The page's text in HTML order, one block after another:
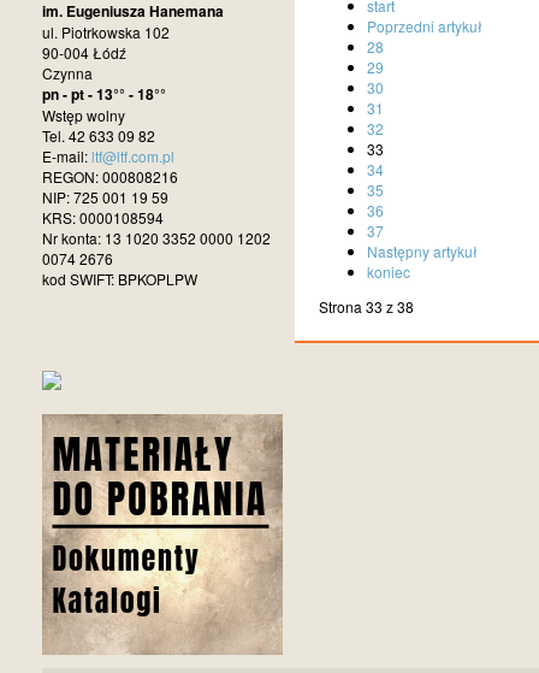
start
Poprzedni artykuł
28
29
30
31
32
33
34
35
36
37
Następny artykuł
koniec
Strona 33 z 38
im. Eugeniusza Hanemana
ul. Piotrkowska 102
90-004 Łódź
Czynna
pn - pt - 13°° - 18°°
Wstęp wolny
Tel. 42 633 09 82
E-mail:ltf@ltf.com.pl
REGON: 000808216
NIP: 725 001 19 59
KRS: 0000108594
Nr konta: 13 1020 3352 0000 1202
0074 2676
kod SWIFT: BPKOPLPW